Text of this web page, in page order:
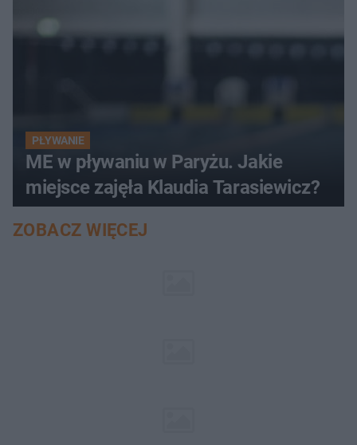
PŁYWANIE
ME w pływaniu w Paryżu. Jakie
miejsce zajęła Klaudia Tarasiewicz?
ZOBACZ WIĘCEJ